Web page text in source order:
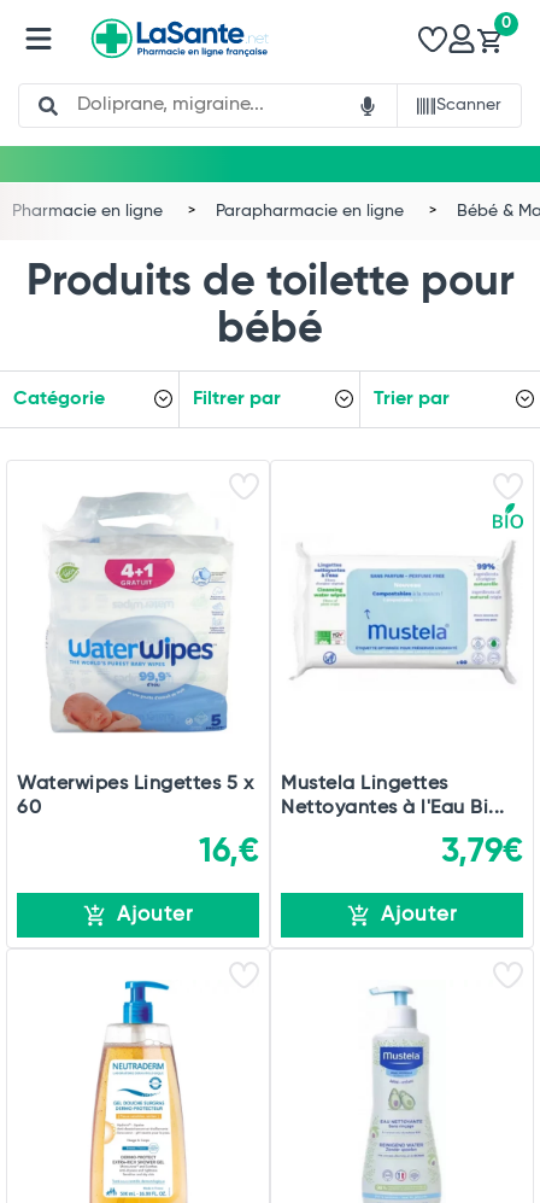
Search
Scanner
0
Pharmacie en ligne Parapharmacie en ligne Bébé &
Produits de toilette pour
bébé
Catégorie Filtrer par Trier par
Waterwipes Lingettes 5 x
60
16,€
Ajouter
Mustela Lingettes
Nettoyantes à l'Eau Bi...
3,79€
Ajouter